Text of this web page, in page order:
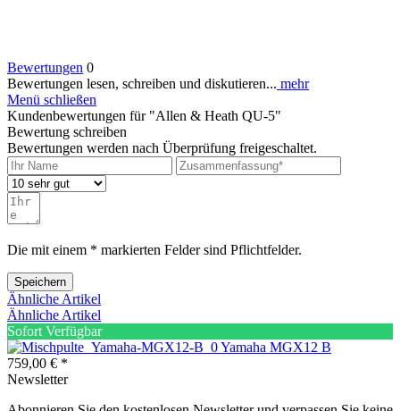
Bewertungen 0
Bewertungen lesen, schreiben und diskutieren... mehr
Menü schließen
Kundenbewertungen für "Allen & Heath QU-5"
Bewertung schreiben
Bewertungen werden nach Überprüfung freigeschaltet.
Die mit einem * markierten Felder sind Pflichtfelder.
Speichern
Ähnliche Artikel
Ähnliche Artikel
Sofort Verfügbar
Yamaha MGX12 B
759,00 € *
Newsletter